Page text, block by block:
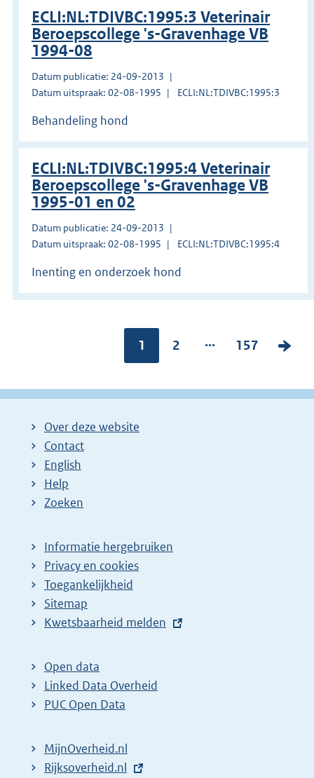
ECLI:NL:TDIVBC:1995:3 Veterinair
Beroepscollege 's-Gravenhage VB
1994-08
Datum publicatie: 24-09-2013
Datum uitspraak: 02-08-1995
ECLI:NL:TDIVBC:1995:3
Behandeling hond
ECLI:NL:TDIVBC:1995:4 Veterinair
Beroepscollege 's-Gravenhage VB
1995-01 en 02
Datum publicatie: 24-09-2013
Datum uitspraak: 02-08-1995
ECLI:NL:TDIVBC:1995:4
Inenting en onderzoek hond
Pagina:
1
P
g
2 ...
P
g
157
V
l
Over deze website
Contact
English
Help
Zoeken
Informatie hergebruiken
Privacy en cookies
Toegankelijkheid
Sitemap
E
t
e
r
l
i
Kwetsbaarheid melden
Open data
Linked Data Overheid
PUC Open Data
MijnOverheid.nl
E
Rijksoverheid.nl